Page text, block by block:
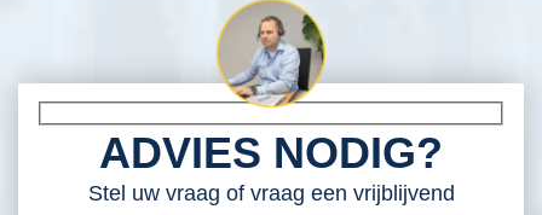
ADVIES NODIG?
Stel uw vraag of vraag een vrijblijvend